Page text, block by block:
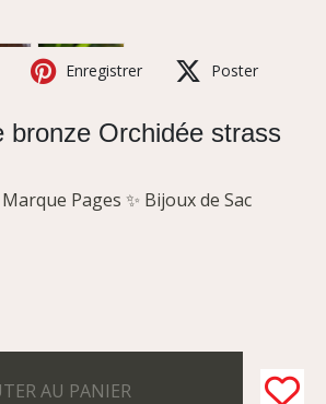
Enregistrer Poster
bronze Orchidée strass
Pages ✨ Bijoux de Sac
AU PANIER